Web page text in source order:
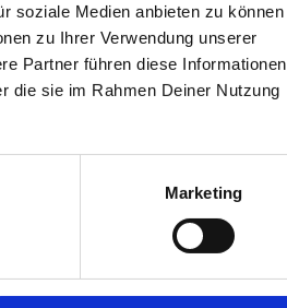
soziale Medien anbieten zu können
zu Ihrer Verwendung unserer
Partner führen diese Informationen
die sie im Rahmen Deiner Nutzung
Marketing